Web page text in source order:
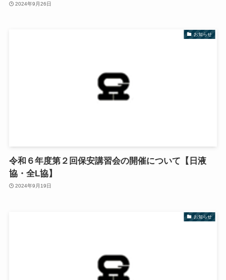
2024年9月26日
お知らせ
令和６年度第２回保安講習会の開催について【日液
協・全L協】
2024年9月19日
お知らせ